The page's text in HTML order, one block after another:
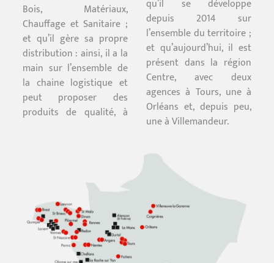
Bois, Matériaux,
Chauffage et Sanitaire ;
et qu’il gère sa propre
distribution : ainsi, il a la
main sur l’ensemble de
la chaine logistique et
peut proposer des
produits de qualité, à
qu’il se développe
depuis 2014 sur
l’ensemble du territoire ;
et qu’aujourd’hui, il est
présent dans la région
Centre, avec deux
agences à Tours, une à
Orléans et, depuis peu,
une à Villemandeur.